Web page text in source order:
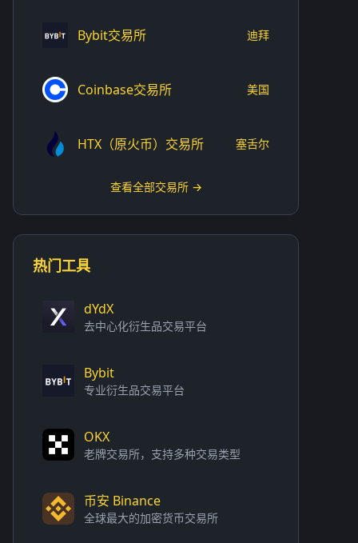
Bybit交易所 迪拜
Coinbase交易所 美国
HTX（原火币）交易所 塞舌尔
查看全部交易所 →
热门工具
dYdX
去中心化衍生品交易平台
Bybit
专业衍生品交易平台
OKX
老牌交易所，支持多种交易类型
币安 Binance
全球最大的加密货币交易所